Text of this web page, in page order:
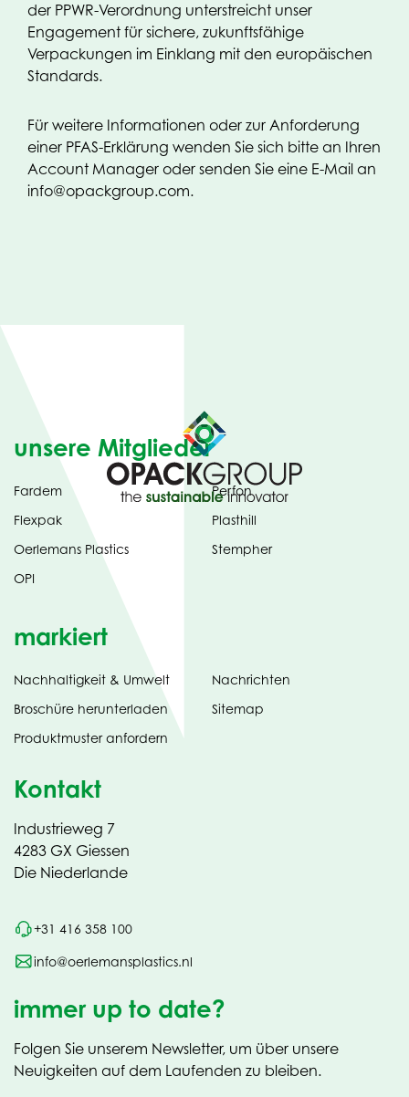
der PPWR-Verordnung unterstreicht unser
Engagement für sichere, zukunftsfähige
Verpackungen im Einklang mit den europäischen
Standards.
Für weitere Informationen oder zur Anforderung
einer PFAS-Erklärung wenden Sie sich bitte an Ihren
Account Manager oder senden Sie eine E-Mail an
info@opackgroup.com.
unsere Mitglieder
Fardem
Flexpak
Oerlemans Plastics
OPI
Perfon
Plasthill
Stempher
markiert
Nachhaltigkeit & Umwelt
Broschüre herunterladen(opens
in
new
Produktmuster anfordern
Nachrichten
Sitemap
Kontakt
Industrieweg 7
4283 GX Giessen
Die Niederlande
+31 416 358 100
info@oerlemansplastics.nl
immer up to date?
Folgen Sie unserem Newsletter, um über unsere
Neuigkeiten auf dem Laufenden zu bleiben.